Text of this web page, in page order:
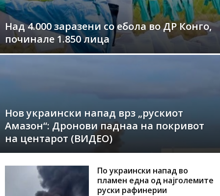
Над 4.000 заразени со ебола во ДР Конго,
починале 1.850 лица
Нов украински напад врз „рускиот
Амазон“: Дронови паднаа на покривот
на центарот (ВИДЕО)
По украински напад во
пламен една од најголемите
руски рафинерии